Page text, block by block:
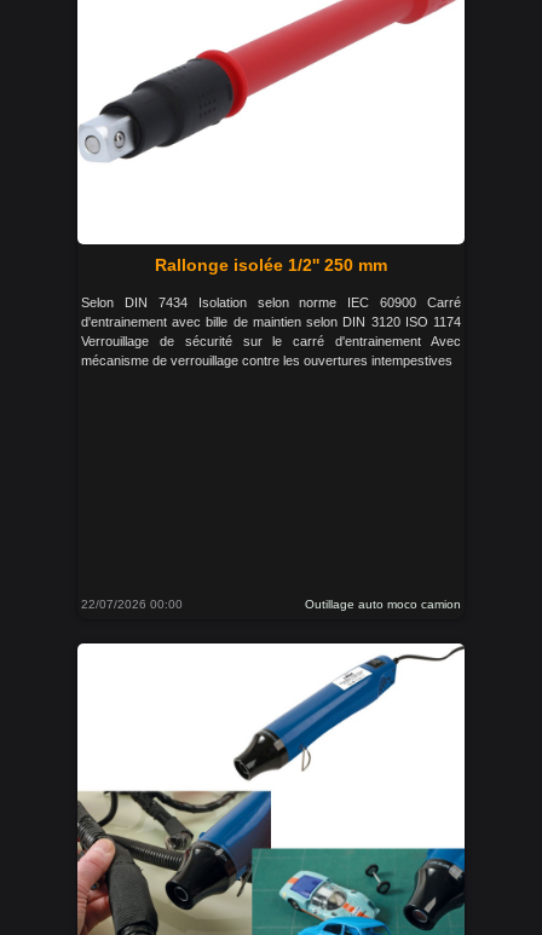
Rallonge isolée 1/2'' 250 mm
Selon DIN 7434 Isolation selon norme IEC 60900 Carré
d'entrainement avec bille de maintien selon DIN 3120 ISO 1174
Verrouillage de sécurité sur le carré d'entrainement Avec
mécanisme de verrouillage contre les ouvertures intempestives
22/07/2026 00:00 Outillage auto moco camion